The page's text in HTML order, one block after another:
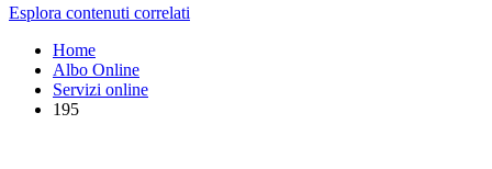
Esplora contenuti correlati
Home
Albo Online
Servizi online
195